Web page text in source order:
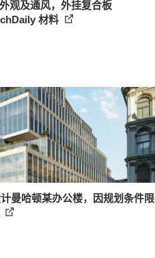
观及通风，外挂复合板
材料
曼哈顿某办公楼，因规划条件限